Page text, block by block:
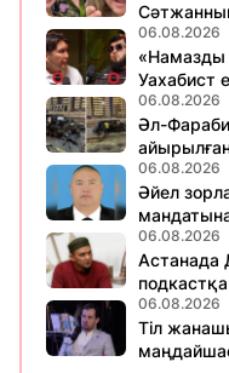
06.08.2026
Уахабист
06.08.2026
Әл-
06.08.2026
Әйел
06.08.2026
Астанада
06.08.2026
Тіл